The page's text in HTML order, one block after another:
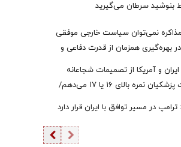
بنوشید سرطان می‌گیرید
مذاکره نمی‌توان سیاست خارجی موفقی
بهره‌گیری همزمان از قدرت دفاعی و
و آمریکا از تصمیمات شجاعانه
پزشکیان بود/ به دولت پزشکیان نمره بالای ۱۶ یا ۱۷ می‌دهم/
می‌شد/ اگر جلیلی رئیس‌جمهور
در مسیر توافق با ایران قرار دارد